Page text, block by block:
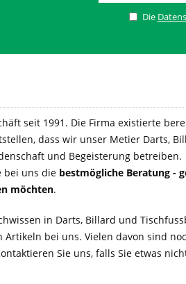
Die
seit 1991. Die Firma existierte
dass wir unser Metier Darts,
und Begeisterung betreiben.
bei uns die bestmögliche Beratung -
möchten.
in Darts, Billard und
Artikeln bei uns. Vielen davon sind
Sie uns, falls Sie etwas